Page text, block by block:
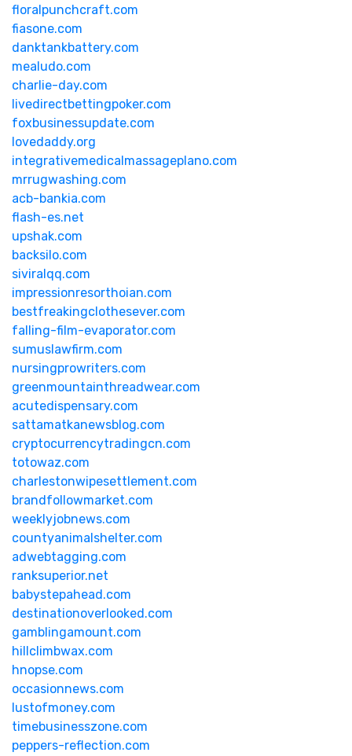
floralpunchcraft.com
fiasone.com
danktankbattery.com
mealudo.com
charlie-day.com
livedirectbettingpoker.com
foxbusinessupdate.com
lovedaddy.org
integrativemedicalmassageplano.com
mrrugwashing.com
acb-bankia.com
flash-es.net
upshak.com
backsilo.com
siviralqq.com
impressionresorthoian.com
bestfreakingclothesever.com
falling-film-evaporator.com
sumuslawfirm.com
nursingprowriters.com
greenmountainthreadwear.com
acutedispensary.com
sattamatkanewsblog.com
cryptocurrencytradingcn.com
totowaz.com
charlestonwipesettlement.com
brandfollowmarket.com
weeklyjobnews.com
countyanimalshelter.com
adwebtagging.com
ranksuperior.net
babystepahead.com
destinationoverlooked.com
gamblingamount.com
hillclimbwax.com
hnopse.com
occasionnews.com
lustofmoney.com
timebusinesszone.com
peppers-reflection.com